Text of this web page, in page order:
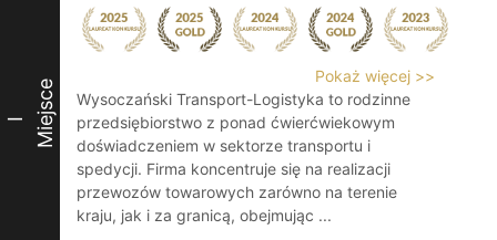
I Miejsce
Pokaż więcej >>
Wysoczański Transport-Logistyka to rodzinne
przedsiębiorstwo z ponad ćwierćwiekowym
doświadczeniem w sektorze transportu i
spedycji. Firma koncentruje się na realizacji
przewozów towarowych zarówno na terenie
kraju, jak i za granicą, obejmując ...